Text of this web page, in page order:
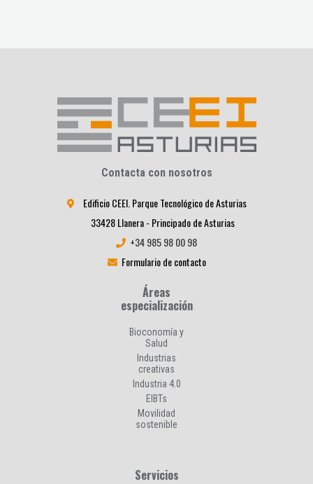
Contacta con nosotros
Edificio CEEI. Parque Tecnológico de Asturias
33428 Llanera - Principado de Asturias
+34 985 98 00 98
Formulario de contacto
Áreas
especialización
Bioconomía y
Salud
Industrias
creativas
Industria 4.0
EIBTs
Movilidad
sostenible
Servicios